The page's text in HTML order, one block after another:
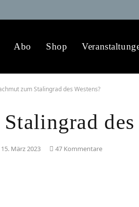
Abo Shop
zum Stalingrad des Westens?
des
15. März 2023 47 Kommentare